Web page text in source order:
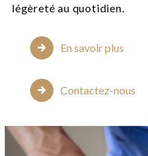
légèreté au quotidien.
En savoir plus
Contactez-nous